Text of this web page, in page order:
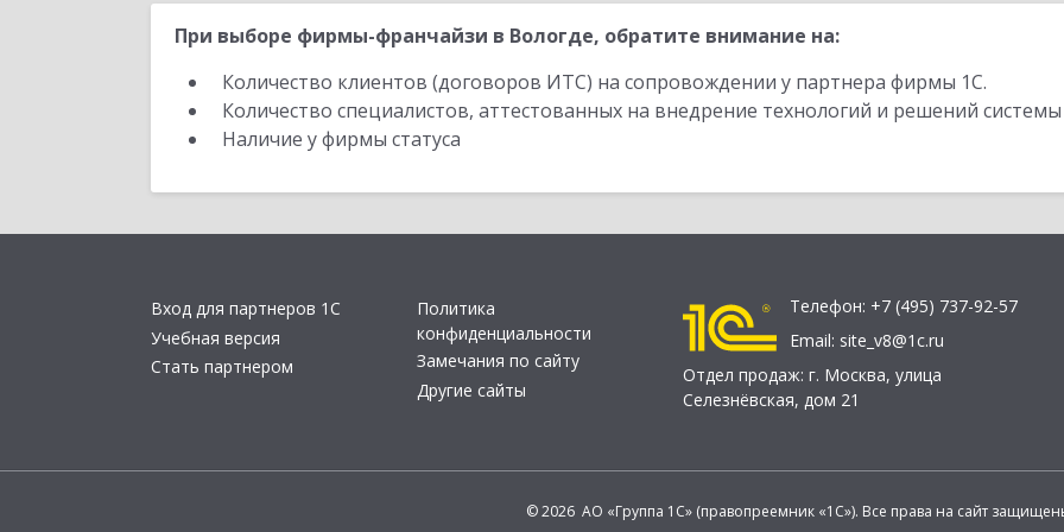
При выборе фирмы-франчайзи в Вологде, обратите внимание на:
Количество клиентов (договоров ИТС) на сопровождении у партнера фирмы 1С.
Количество специалистов, аттестованных на внедрение технологий и решений
Наличие у фирмы статуса
Вход для партнеров 1С
Учебная версия
Стать партнером
Политика
конфиденциальности
Замечания по сайту
Другие сайты
Телефон: +7 (495) 737-92-57
Email: site_v8@1c.ru
Отдел продаж: г. Москва, улица
Селезнёвская, дом 21
© 2026 АО «Группа 1С» (правопреемник «1С»). Все права на сайт